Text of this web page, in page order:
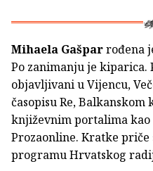
Mihaela Gašparrođena
Po zanimanju je kiparica.
objavljivani u Vijencu,
časopisu Re,
književnim portalima kao
Prozaonline. Kratke priče
programu Hrvatskog